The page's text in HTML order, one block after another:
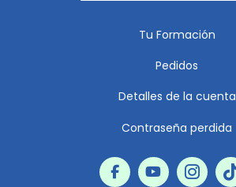
Tu Formación
Pedidos
Detalles de la cuenta
Contraseña perdida